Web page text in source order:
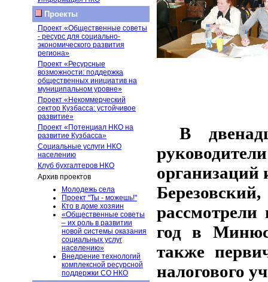
Проекты
Проект «Общественные советы
- ресурс для социально-
экономического развития
региона»
Проект «Ресурсные
возможности: поддержка
общественных инициатив на
муниципальном уровне»
Проект «Некоммерческий
сектор Кузбасса: устойчивое
развитие»
Проект «Потенциал НКО на
развитие Кузбасса»
Социальные услуги НКО
населению
Клуб бухгалтеров НКО
Архив проектов
Молодежь села
Проект "Ты - можешь!"
Кто в доме хозяин
«Общественные советы
– их роль в развитии
новой системы оказания
социальных услуг
населению»
Внедрение технологий
комплексной ресурсной
поддержки СО НКО
В
организаций
год в
также
налогового